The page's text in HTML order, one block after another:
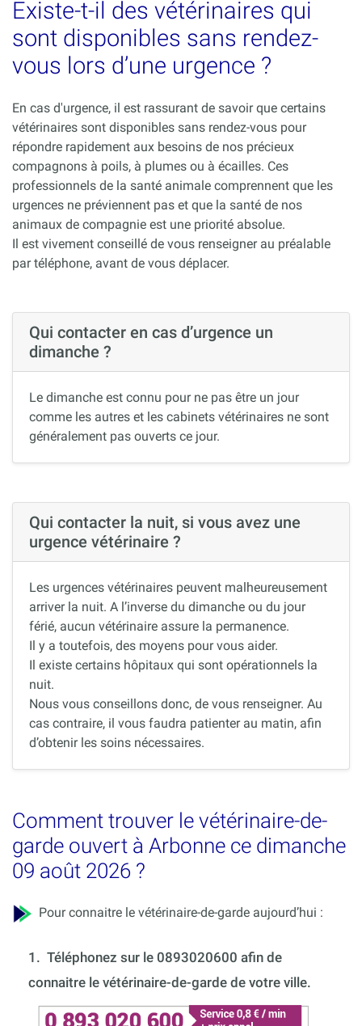
Existe-t-il des vétérinaires qui
sont disponibles sans rendez-
vous lors d’une urgence ?
En cas d'urgence, il est rassurant de savoir que certains
vétérinaires sont disponibles sans rendez-vous pour
répondre rapidement aux besoins de nos précieux
compagnons à poils, à plumes ou à écailles. Ces
professionnels de la santé animale comprennent que les
urgences ne préviennent pas et que la santé de nos
animaux de compagnie est une priorité absolue.
Il est vivement conseillé de vous renseigner au préalable
par téléphone, avant de vous déplacer.
Qui contacter en cas d’urgence un
dimanche ?
Le dimanche est connu pour ne pas être un jour
comme les autres et les cabinets vétérinaires ne sont
généralement pas ouverts ce jour.
Qui contacter la nuit, si vous avez une
urgence vétérinaire ?
Les urgences vétérinaires peuvent malheureusement
arriver la nuit. A l’inverse du dimanche ou du jour
férié, aucun vétérinaire assure la permanence.
Il y a toutefois, des moyens pour vous aider.
Il existe certains hôpitaux qui sont opérationnels la
nuit.
Nous vous conseillons donc, de vous renseigner. Au
cas contraire, il vous faudra patienter au matin, afin
d’obtenir les soins nécessaires.
Comment trouver le vétérinaire-de-
garde ouvert à Arbonne ce dimanche
09 août 2026 ?
Pour connaitre le vétérinaire-de-garde aujourd’hui :
1. Téléphonez sur le 0893020600 afin de
connaitre le vétérinaire-de-garde de votre ville.